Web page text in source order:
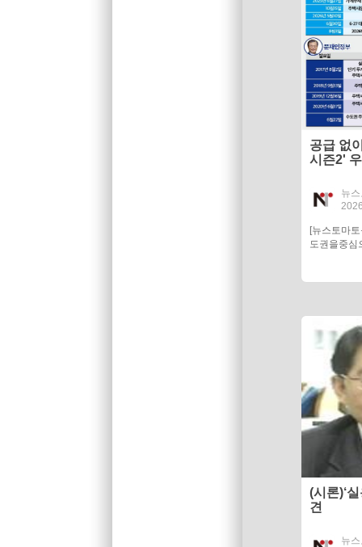
공급 없
시즌2'
뉴
[뉴스토마
도권을중심
(시론)‘
견
뉴